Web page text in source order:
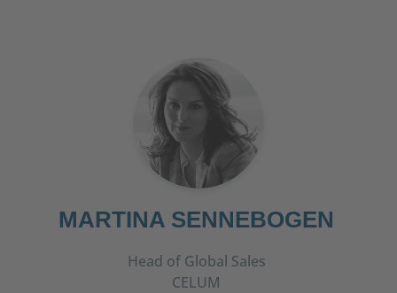
MARTINA SENNEBOGEN
Head of Global Sales
CELUM